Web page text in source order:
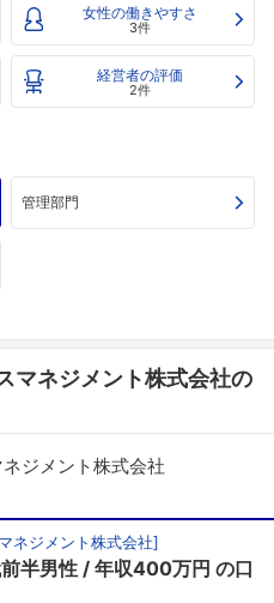
女性の働きやすさ
3件
経営者の評価
2件
管理部門
マネジメント株式会社の
ジメント株式会社
ネジメント株式会社]
半男性 年収400万円 の口